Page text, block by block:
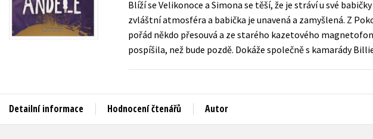
Auto - moto
Beletrie pro děti
Jazyky
Kalendáře
Populárně - naučná
Populárně - naučné
Předškoláci
Příroda a zahrada
Všechny tituly
Blíží se Velikonoce a Simona se těší, že je stráví u své
zvláštní atmosféra a babička je unavená a zamyšlená. Z
pořád někdo přesouvá a ze starého kazetového
pospíšila, než bude pozdě. Dokáže společně s kamarády
Detailní informace Hodnocení čtenářů Autor